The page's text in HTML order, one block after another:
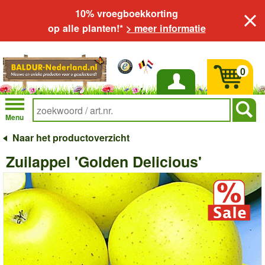
10% vroegboekkorting
op alle planten!* > meer informatie
Inloggen
Menu
0
Naar het productoverzicht
Zuilappel 'Golden Delicious'